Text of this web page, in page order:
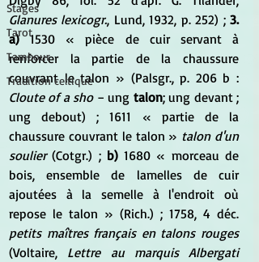
Stages
Tarot
Tambour
Tradition celtique
Glanures lexicogr., Lund, 1932, p. 252) ; 3.
a) 1530 « pièce de cuir servant à
renforcer la partie de la chaussure
Cloute of a sho − ung talon; ung devant ;
ung debout) ; 1611 « partie de la
chaussure couvrant le talon » talon d'un
soulier (Cotgr.) ; b) 1680 « morceau de
bois, ensemble de lamelles de cuir
ajoutées à la semelle à l'endroit où
petits maîtres français en talons rouges
(Voltaire, Lettre au marquis Albergati